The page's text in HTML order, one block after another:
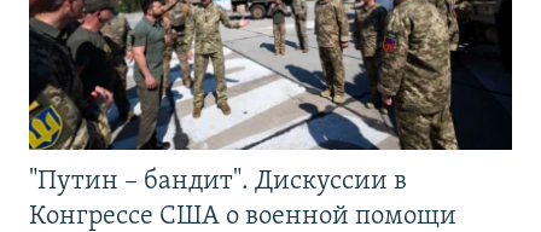
"Путин – бандит". Дискуссии в
Конгрессе США о военной помощи